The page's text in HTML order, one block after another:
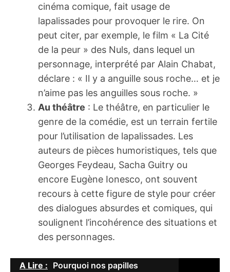
cinéma comique, fait usage de
lapalissades pour provoquer le rire. On
peut citer, par exemple, le film « La Cité
de la peur » des Nuls, dans lequel un
personnage, interprété par Alain Chabat,
déclare : « Il y a anguille sous roche… et je
n’aime pas les anguilles sous roche. »
Au théâtre : Le théâtre, en particulier le
genre de la comédie, est un terrain fertile
pour l’utilisation de lapalissades. Les
auteurs de pièces humoristiques, tels que
Georges Feydeau, Sacha Guitry ou
encore Eugène Ionesco, ont souvent
recours à cette figure de style pour créer
des dialogues absurdes et comiques, qui
soulignent l’incohérence des situations et
des personnages.
A Lire : Pourquoi nos papilles